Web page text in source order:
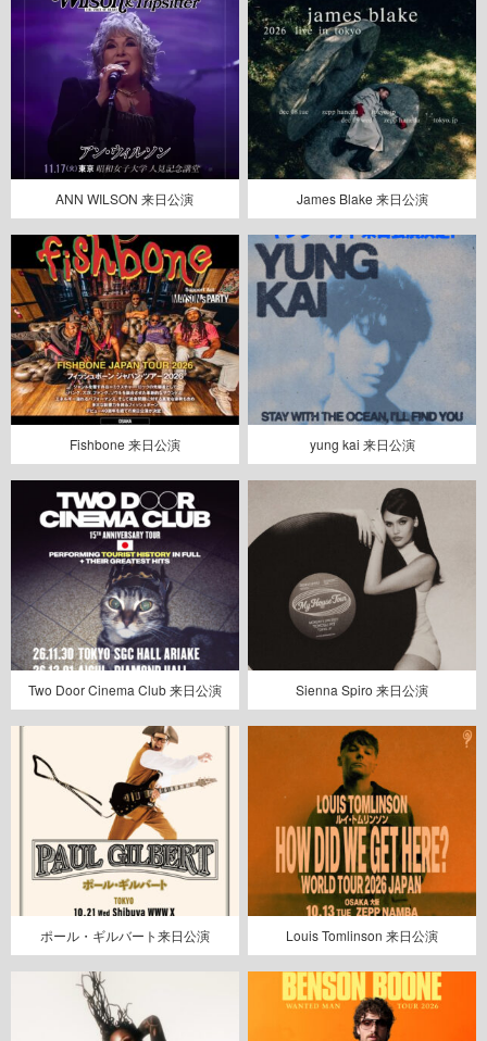
ANN WILSON 来日公演 James Blake 来日公演
Fishbone 来日公演 yung kai 来日公演
Two Door Cinema Club 来日公演 Sienna Spiro 来日公演
ポール・ギルバート来日公演 Louis Tomlinson 来日公演